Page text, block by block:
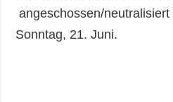
angeschossen/
Sonntag, 21. Juni.